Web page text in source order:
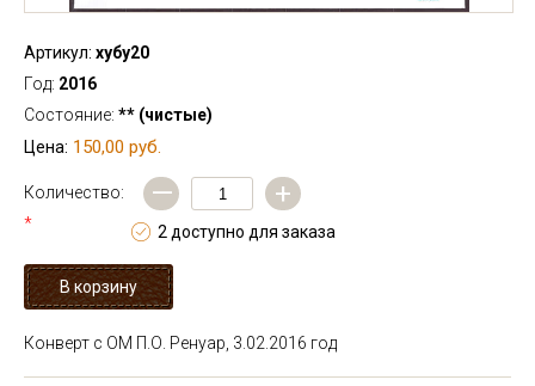
Артикул: хубу20
Год: 2016
Состояние: ** (чистые)
Цена: 150,00 руб.
Количество:
*
— +
2 доступно для заказа
Конверт с ОМ П.О. Ренуар, 3.02.2016 год